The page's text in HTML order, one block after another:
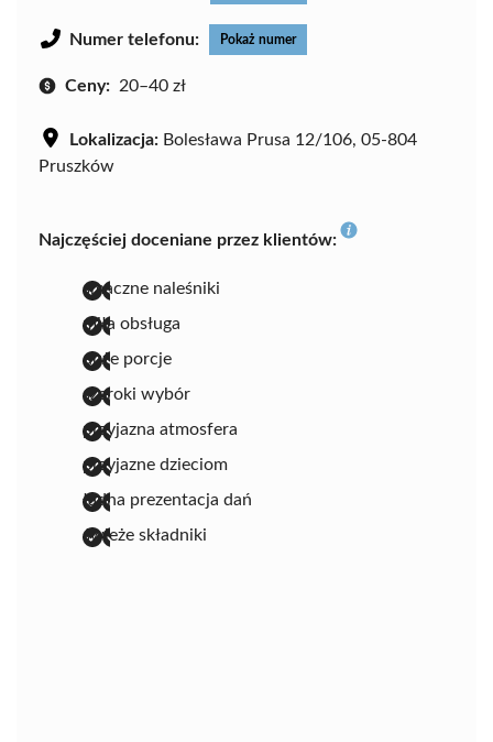
Numer telefonu: Pokaż numer
Ceny: 20–40 zł
Lokalizacja: Bolesława Prusa 12/106, 05-804
Pruszków
Najczęściej doceniane przez klientów:
smaczne naleśniki
miła obsługa
duże porcje
szeroki wybór
przyjazna atmosfera
przyjazne dzieciom
ładna prezentacja dań
świeże składniki